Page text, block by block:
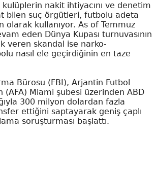
kulüplerin nakit ihtiyacını ve denetim
bilen suç örgütleri, futbolu adeta
olarak kullanıyor. As of Temmuz
eden Dünya Kupası turnuvasının
veren skandal ise narko-
nasıl ele geçirdiğinin en taze
Bürosu (FBI), Arjantin Futbol
(AFA) Miami şubesi üzerinden ABD
300 milyon dolardan fazla
ettiğini saptayarak geniş çaplı
soruşturması başlattı.